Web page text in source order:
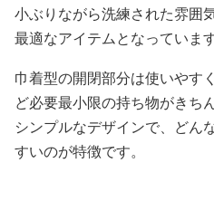
小ぶりながら洗練された雰囲
最適なアイテムとなっています
巾着型の開閉部分は使いやす
ど必要最小限の持ち物がきち
シンプルなデザインで、どん
すいのが特徴です。